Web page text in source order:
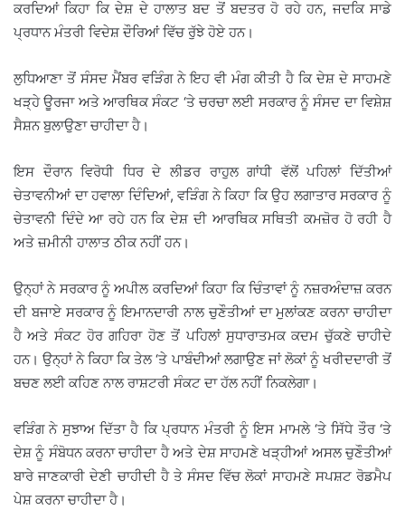
ਕਰਦਿਆਂ ਕਿਹਾ ਕਿ ਦੇਸ਼ ਦੇ ਹਾਲਾਤ ਬਦ ਤੋਂ ਬਦਤਰ ਹੋ ਰਹੇ ਹਨ, ਜਦਕਿ ਸਾਡੇ
ਪ੍ਰਧਾਨ ਮੰਤਰੀ ਵਿਦੇਸ਼ ਦੌਰਿਆਂ ਵਿੱਚ ਰੁੱਝੇ ਹੋਏ ਹਨ।
ਲੁਧਿਆਣਾ ਤੋਂ ਸੰਸਦ ਮੈਂਬਰ ਵੜਿੰਗ ਨੇ ਇਹ ਵੀ ਮੰਗ ਕੀਤੀ ਹੈ ਕਿ ਦੇਸ਼ ਦੇ ਸਾਹਮਣੇ
ਖੜ੍ਹੇ ਊਰਜਾ ਅਤੇ ਆਰਥਿਕ ਸੰਕਟ ‘ਤੇ ਚਰਚਾ ਲਈ ਸਰਕਾਰ ਨੂੰ ਸੰਸਦ ਦਾ ਵਿਸ਼ੇਸ਼
ਸੈਸ਼ਨ ਬੁਲਾਉਣਾ ਚਾਹੀਦਾ ਹੈ।
ਇਸ ਦੌਰਾਨ ਵਿਰੋਧੀ ਧਿਰ ਦੇ ਲੀਡਰ ਰਾਹੁਲ ਗਾਂਧੀ ਵੱਲੋਂ ਪਹਿਲਾਂ ਦਿੱਤੀਆਂ
ਚੇਤਾਵਨੀਆਂ ਦਾ ਹਵਾਲਾ ਦਿੰਦਿਆਂ, ਵੜਿੰਗ ਨੇ ਕਿਹਾ ਕਿ ਉਹ ਲਗਾਤਾਰ ਸਰਕਾਰ ਨੂੰ
ਚੇਤਾਵਨੀ ਦਿੰਦੇ ਆ ਰਹੇ ਹਨ ਕਿ ਦੇਸ਼ ਦੀ ਆਰਥਿਕ ਸਥਿਤੀ ਕਮਜ਼ੋਰ ਹੋ ਰਹੀ ਹੈ
ਅਤੇ ਜ਼ਮੀਨੀ ਹਾਲਾਤ ਠੀਕ ਨਹੀਂ ਹਨ।
ਉਨ੍ਹਾਂ ਨੇ ਸਰਕਾਰ ਨੂੰ ਅਪੀਲ ਕਰਦਿਆਂ ਕਿਹਾ ਕਿ ਚਿੰਤਾਵਾਂ ਨੂੰ ਨਜ਼ਰਅੰਦਾਜ਼ ਕਰਨ
ਦੀ ਬਜਾਏ ਸਰਕਾਰ ਨੂੰ ਇਮਾਨਦਾਰੀ ਨਾਲ ਚੁਣੌਤੀਆਂ ਦਾ ਮੁਲਾਂਕਣ ਕਰਨਾ ਚਾਹੀਦਾ
ਹੈ ਅਤੇ ਸੰਕਟ ਹੋਰ ਗਹਿਰਾ ਹੋਣ ਤੋਂ ਪਹਿਲਾਂ ਸੁਧਾਰਾਤਮਕ ਕਦਮ ਚੁੱਕਣੇ ਚਾਹੀਦੇ
ਹਨ। ਉਨ੍ਹਾਂ ਨੇ ਕਿਹਾ ਕਿ ਤੇਲ ‘ਤੇ ਪਾਬੰਦੀਆਂ ਲਗਾਉਣ ਜਾਂ ਲੋਕਾਂ ਨੂੰ ਖਰੀਦਦਾਰੀ ਤੋਂ
ਬਚਣ ਲਈ ਕਹਿਣ ਨਾਲ ਰਾਸ਼ਟਰੀ ਸੰਕਟ ਦਾ ਹੱਲ ਨਹੀਂ ਨਿਕਲੇਗਾ।
ਵੜਿੰਗ ਨੇ ਸੁਝਾਅ ਦਿੱਤਾ ਹੈ ਕਿ ਪ੍ਰਧਾਨ ਮੰਤਰੀ ਨੂੰ ਇਸ ਮਾਮਲੇ ‘ਤੇ ਸਿੱਧੇ ਤੌਰ ‘ਤੇ
ਦੇਸ਼ ਨੂੰ ਸੰਬੋਧਨ ਕਰਨਾ ਚਾਹੀਦਾ ਹੈ ਅਤੇ ਦੇਸ਼ ਸਾਹਮਣੇ ਖੜ੍ਹੀਆਂ ਅਸਲ ਚੁਣੌਤੀਆਂ
ਬਾਰੇ ਜਾਣਕਾਰੀ ਦੇਣੀ ਚਾਹੀਦੀ ਹੈ ਤੇ ਸੰਸਦ ਵਿੱਚ ਲੋਕਾਂ ਸਾਹਮਣੇ ਸਪਸ਼ਟ ਰੋਡਮੈਪ
ਪੇਸ਼ ਕਰਨਾ ਚਾਹੀਦਾ ਹੈ।